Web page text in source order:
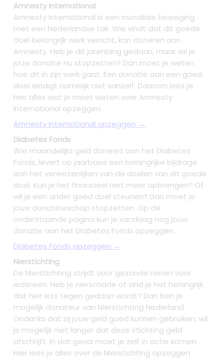
Amnesty International
Amnesty International is een mondiale beweging
met een Nederlandse tak. Wie vindt dat dit goede
doel belangrijk werk verricht, kan doneren aan
Amnesty. Heb je dit jarenlang gedaan, maar wil je
jouw donatie nu stopzetten? Dan moet je weten
hoe dit in zijn werk gaat. Een donatie aan een goed
doel eindigt namelijk niet vanzelf. Daarom lees je
hier alles wat je moet weten over Amnesty
International opzeggen.
Amnesty International opzeggen →
Diabetes Fonds
Wie maandelijks geld doneert aan het Diabetes
Fonds, levert op jaarbasis een belangrijke bijdrage
aan het verwezenlijken van de doelen van dit goede
doel. Kun je het financieel niet meer opbrengen? Of
wil je een ander goed doel steunen? Dan moet je
jouw donateurschap stopzetten. Op de
onderstaande pagina kun je vandaag nog jouw
donatie aan het Diabetes Fonds opzeggen.
Diabetes Fonds opzeggen →
Nierstichting
De Nierstichting strijdt voor gezonde nieren voor
iedereen. Heb je nierschade of vind je het belangrijk
dat hier iets tegen gedaan wordt? Dan ben je
mogelijk donateur van Nierstichting Nederland.
Ondanks dat zij jouw geld goed kunnen gebruiken, wil
je mogelijk niet langer dat deze stichting geld
afschrijft. In dat geval moet je zelf in actie komen.
Hier lees je alles over de Nierstichting opzeggen.